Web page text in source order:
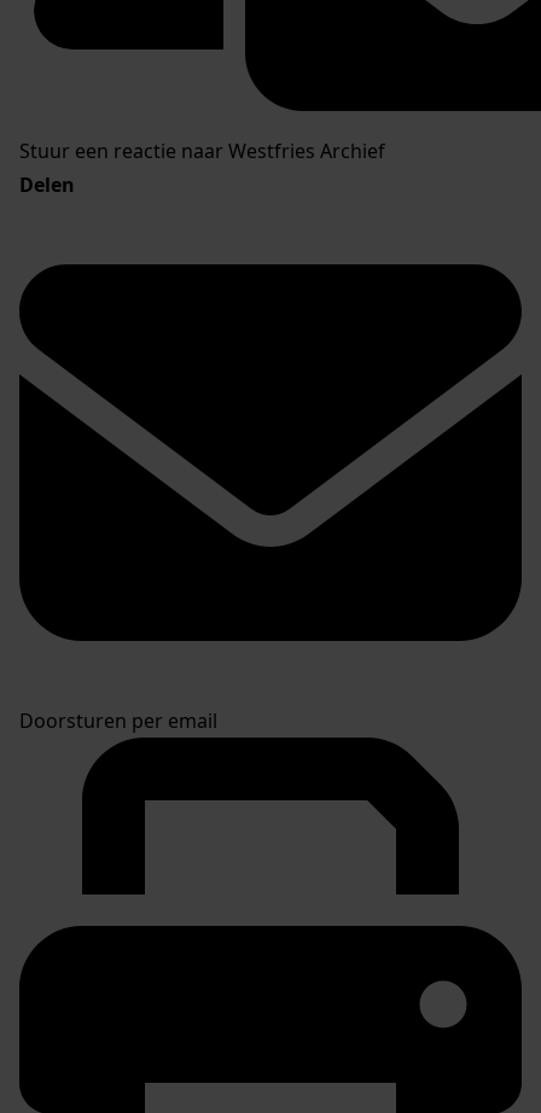
Stuur een reactie naar Westfries Archief
Delen
Doorsturen per email